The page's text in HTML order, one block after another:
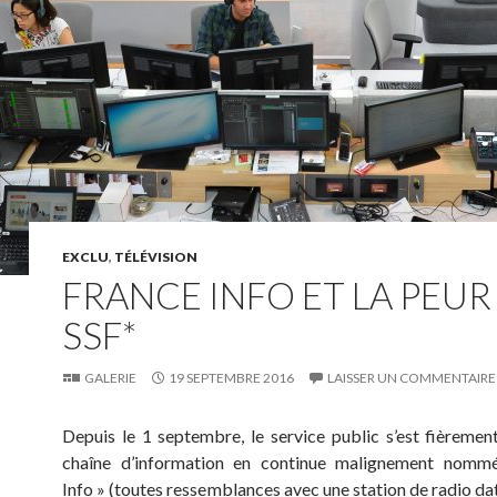
EXCLU, TÉLÉVISION
FRANCE INFO ET LA
SSF*
GALERIE 19 SEPTEMBRE 2016 LAISSER UN COMMENTAIRE
Depuis le 1 septembre, le service public s’est
chaîne d’information en continue malignement
Info » (toutes ressemblances avec une station de radio